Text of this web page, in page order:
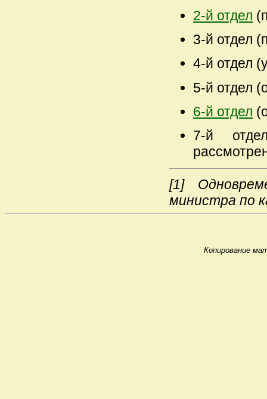
2-й отдел
3-й отдел
4-й отдел
5-й отдел
6-й отдел
7-й
[1]
министра по
Копирование